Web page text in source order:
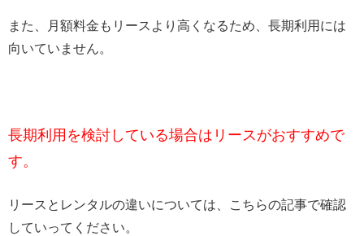
また、月額料金もリースより高くなるため、長期利用には
向いていません。
長期利用を検討している場合はリースがおすすめで
す。
リースとレンタルの違いについては、こちらの記事で確認
していってください。